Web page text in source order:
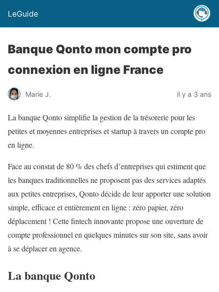
LeGuide
Banque Qonto mon compte pro
connexion en ligne France
Marie J. il y a 3 ans
La banque Qonto simplifie la gestion de la trésorerie pour les
petites et moyennes entreprises et startup à travers un compte pro
en ligne.
Face au constat de 80 % des chefs d’entreprises qui estiment que
les banques traditionnelles ne proposent pas des services adaptés
aux petites entreprises, Qonto décide de leur apporter une solution
simple, efficace et entièrement en ligne : zéro papier, zéro
déplacement ! Cette fintech innovante propose une ouverture de
compte professionnel en quelques minutes sur son site, sans avoir
à se déplacer en agence.
La banque Qonto